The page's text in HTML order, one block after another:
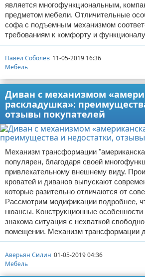
является многофункциональным,
предметом мебели. Отличительные
софа с подъемным механизмом
требованиям к комфорту и
Павел Соболев 11-05-2019 16:36
Мебель
Диван с механизмом
раскладушка»:
отзывы покупателей
Механизм трансформации
популярен, благодаря своей
привлекательному внешнему виду.
кроватей и диванов выпускают
которые разительно отличаются от
Рассмотрим модификации подробнее,
нюансы. Конструкционные
знакома ситуация с нехваткой
помещении. Механизм трансформации
Аверьян Силин 01-05-2019 04:36
Мебель